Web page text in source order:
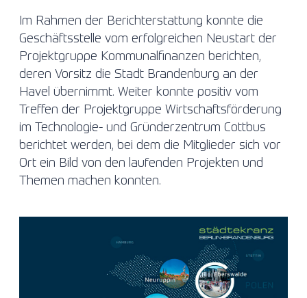
Im Rahmen der Berichterstattung konnte die
Geschäftsstelle vom erfolgreichen Neustart der
Projektgruppe Kommunalfinanzen berichten,
deren Vorsitz die Stadt Brandenburg an der
Havel übernimmt. Weiter konnte positiv vom
Treffen der Projektgruppe Wirtschaftsförderung
im Technologie- und Gründerzentrum Cottbus
berichtet werden, bei dem die Mitglieder sich vor
Ort ein Bild von den laufenden Projekten und
Themen machen konnten.